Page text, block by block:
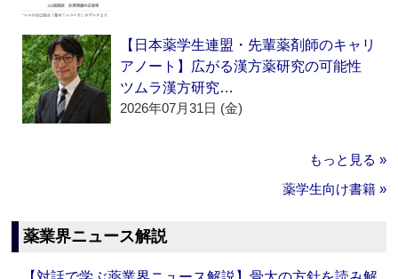
【日本薬学生連盟・先輩薬剤師のキャリ
アノート】広がる漢方薬研究の可能性
ツムラ漢方研究…
2026年07月31日 (金)
もっと見る »
薬学生向け書籍 »
薬業界ニュース解説